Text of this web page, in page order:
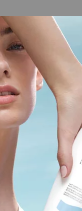
EINEN
Wasser kommt und sich für
die die Haut pflegen und
transformativen Reise
seit 2012 im Rahmen unseres
und zielt darauf ab, unsere
zu entwickeln und
minimieren.
Wandels auslöst